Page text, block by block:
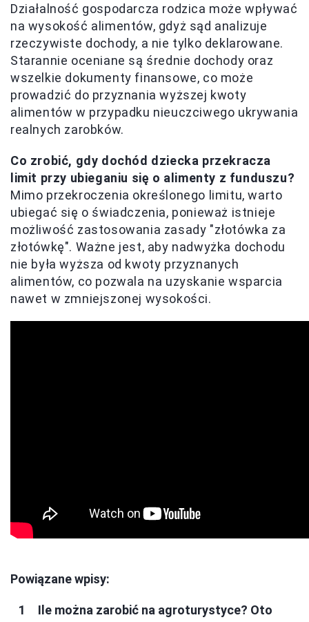
Działalność gospodarcza rodzica może wpływać
na wysokość alimentów, gdyż sąd analizuje
rzeczywiste dochody, a nie tylko deklarowane.
Starannie oceniane są średnie dochody oraz
wszelkie dokumenty finansowe, co może
prowadzić do przyznania wyższej kwoty
alimentów w przypadku nieuczciwego ukrywania
realnych zarobków.
Co zrobić, gdy dochód dziecka przekracza
limit przy ubieganiu się o alimenty z funduszu?
Mimo przekroczenia określonego limitu, warto
ubiegać się o świadczenia, ponieważ istnieje
możliwość zastosowania zasady "złotówka za
złotówkę". Ważne jest, aby nadwyżka dochodu
nie była wyższa od kwoty przyznanych
alimentów, co pozwala na uzyskanie wsparcia
nawet w zmniejszonej wysokości.
Powiązane wpisy:
Ile można zarobić na agroturystyce? Oto